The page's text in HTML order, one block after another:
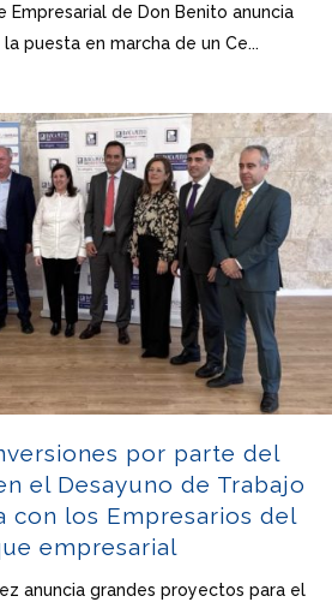
Empresarial de Don Benito anuncia
puesta en marcha de un Ce...
por parte del
el Desayuno de Trabajo
con los Empresarios del
empresarial
anuncia grandes proyectos para el